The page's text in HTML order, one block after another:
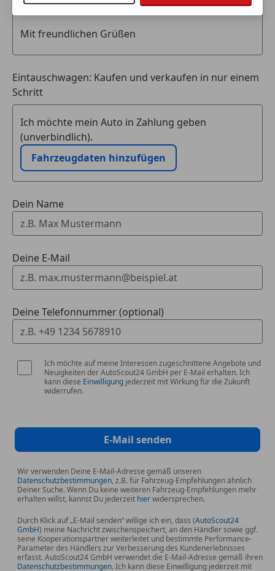
Eintauschwagen: Kaufen und verkaufen in nur einem
Schritt
Ich möchte mein Auto in Zahlung geben
(unverbindlich).
Fahrzeugdaten hinzufügen
Dein Name
Deine E-Mail
Deine Telefonnummer (optional)
Ich möchte auf meine Interessen zugeschnittene Angebote und
Neuigkeiten der AutoScout24 GmbH per E-Mail erhalten. Ich
kann diese Einwilligung jederzeit mit Wirkung für die Zukunft
widerrufen.
E-Mail senden
Wir verwenden Deine E-Mail-Adresse gemäß unseren
Datenschutzbestimmungen, z.B. für Fahrzeug-Empfehlungen ähnlich
Deiner Suche. Wenn Du keine weiteren Fahrzeug-Empfehlungen mehr
erhalten willst, kannst Du jederzeit hierwidersprechen.
Durch Klick auf „E-Mail senden“ willige ich ein, dass (AutoScout24
GmbH) meine Nachricht zwischenspeichert, an den Händler sowie ggf.
seine Kooperationspartner weiterleitet und bestimmte Performance-
Parameter des Händlers zur Verbesserung des Kundenerlebnisses
erfasst. AutoScout24 GmbH verwendet die E-Mail-Adresse gemäß ihren
Datenschutzbestimmungen. Ich kann diese Einwilligung jederzeit mit